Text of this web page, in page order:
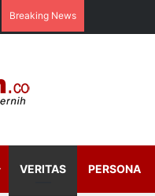
Breaking News
VERITAS PERSONA